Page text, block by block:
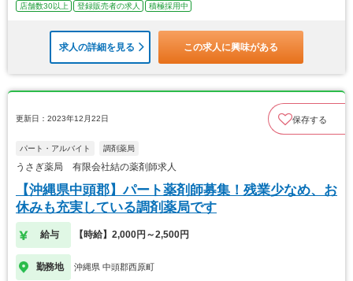
店舗数30以上
登録販売者の求人 積極採用中
求人の詳細を見る この求人に興味がある
更新日：2023年12月22日 保存する
パート・アルバイト 調剤薬局
うさぎ薬局 有限会社結の薬剤師求人
【沖縄県中頭郡】パート薬剤師募集！残業少なめ、お
休みも充実している調剤薬局です
給与 【時給】2,000円～2,500円
勤務地 沖縄県 中頭郡西原町